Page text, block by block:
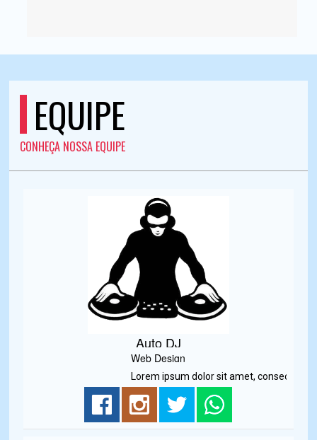
EQUIPE
CONHEÇA NOSSA EQUIPE
Auto DJ
Web Design
Lorem ipsum dolor sit amet, consectetur